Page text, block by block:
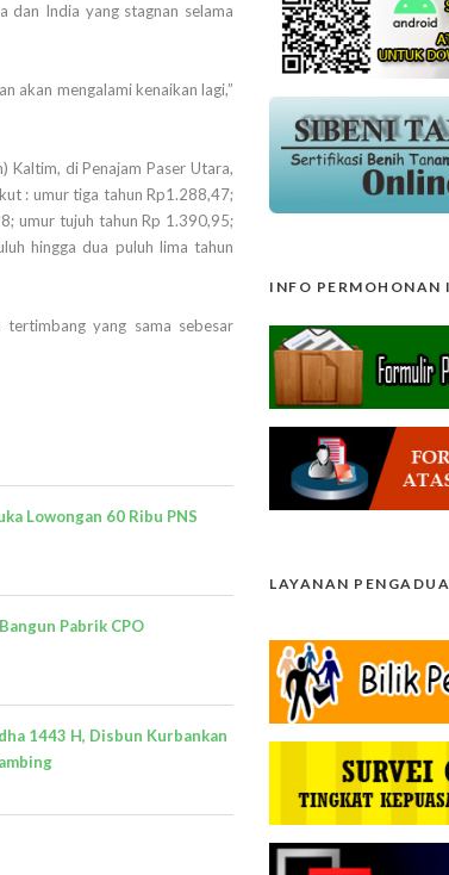
dan India yang stagnan selama
akan mengalami kenaikan lagi,”
Kaltim, di Penajam Paser Utara,
: umur tiga tahun Rp1.288,47;
umur tujuh tahun Rp 1.390,95;
hingga dua puluh lima tahun
yang sama sebesar
Lowongan 60 Ribu PNS
Pabrik CPO
1443 H, Disbun Kurbankan
INFO PERMOHONAN
LAYANAN